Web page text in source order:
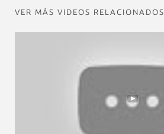
VER MÁS VIDEOS RELACIONADOS